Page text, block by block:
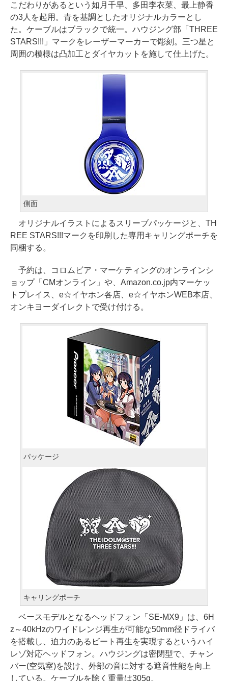
こだわりがあるという如月千早、多田李衣菜、最上静香
の3人を起用。青を基調としたオリジナルカラーとし
た。ケーブルはブラックで統一。ハウジング部「THREE
STARS!!!」マークをレーザーマーカーで彫刻。三つ星と
周囲の模様は凸加工とダイヤカットを施して仕上げた。
側面
オリジナルイラストによるスリーブパッケージと、TH
REE STARS!!!マークを印刷した専用キャリングポーチを
同梱する。
予約は、コロムビア・マーケティングのオンラインシ
ョップ「CMオンライン」や、Amazon.co.jp内マーケッ
トプレイス、e☆イヤホン各店、e☆イヤホンWEB本店、
オンキヨーダイレクトで受け付ける。
パッケージ
キャリングポーチ
ベースモデルとなるヘッドフォン「SE-MX9」は、6H
z～40kHzのワイドレンジ再生が可能な50mm径ドライバ
を搭載し、迫力のあるビート再生を実現するというハイ
レゾ対応ヘッドフォン。ハウジングは密閉型で、チャン
バー(空気室)を設け、外部の音に対する遮音性能を向上
している。ケーブルを除く重量は305g。